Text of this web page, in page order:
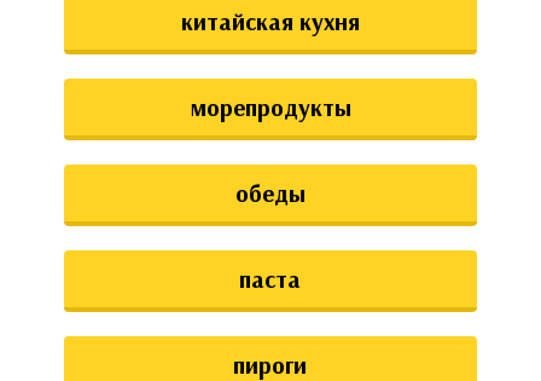
китайская кухня
морепродукты
обеды
паста
пироги